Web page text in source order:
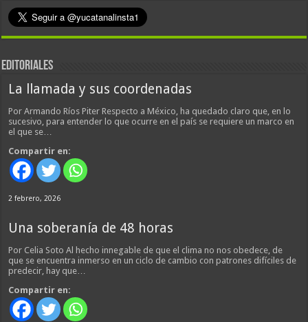
EDITORIALES
La llamada y sus coordenadas
Por Armando Ríos Piter Respecto a México, ha quedado claro que, en lo
sucesivo, para entender lo que ocurre en el país se requiere un marco en
el que se…
Compartir en:
2 febrero, 2026
Una soberanía de 48 horas
Por Celia Soto Al hecho innegable de que el clima no nos obedece, de
que se encuentra inmerso en un ciclo de cambio con patrones difíciles de
predecir, hay que…
Compartir en: